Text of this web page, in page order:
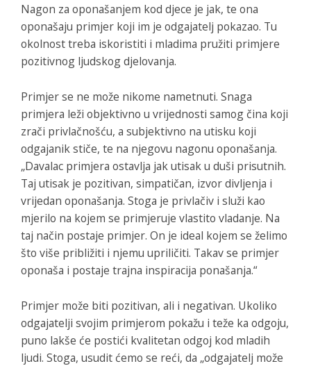
Nagon za oponašanjem kod djece je jak, te ona
oponašaju primjer koji im je odgajatelj pokazao. Tu
okolnost treba iskoristiti i mladima pružiti primjere
pozitivnog ljudskog djelovanja.
Primjer se ne može nikome nametnuti. Snaga
primjera leži objektivno u vrijednosti samog čina koji
zrači privlačnošću, a subjektivno na utisku koji
odgajanik stiče, te na njegovu nagonu oponašanja.
„Davalac primjera ostavlja jak utisak u duši prisutnih.
Taj utisak je pozitivan, simpatičan, izvor divljenja i
vrijedan oponašanja. Stoga je privlačiv i služi kao
mjerilo na kojem se primjeruje vlastito vladanje. Na
taj način postaje primjer. On je ideal kojem se želimo
što više približiti i njemu upriličiti. Takav se primjer
oponaša i postaje trajna inspiracija ponašanja.“
Primjer može biti pozitivan, ali i negativan. Ukoliko
odgajatelji svojim primjerom pokažu i teže ka odgoju,
puno lakše će postići kvalitetan odgoj kod mladih
ljudi. Stoga, usudit ćemo se reći, da „odgajatelj može